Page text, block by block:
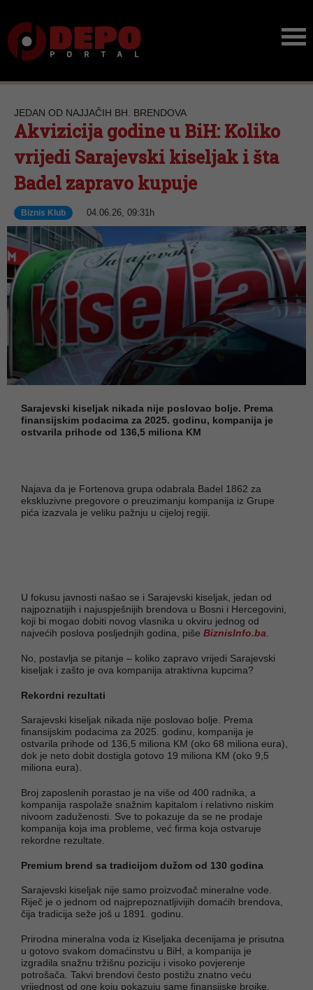
JEDAN OD NAJJAČIH BH. BRENDOVA
Akvizicija godine u BiH: Koliko
vrijedi Sarajevski kiseljak i šta
Badel zapravo kupuje
Biznis Klub 04.06.26, 09:31h
Sarajevski kiseljak nikada nije poslovao bolje. Prema
finansijskim podacima za 2025. godinu, kompanija je
ostvarila prihode od 136,5 miliona KM
Najava da je Fortenova grupa odabrala Badel 1862 za
ekskluzivne pregovore o preuzimanju kompanija iz Grupe
pića izazvala je veliku pažnju u cijeloj regiji.
U fokusu javnosti našao se i Sarajevski kiseljak, jedan od
najpoznatijih i najuspješnijih brendova u Bosni i Hercegovini,
koji bi mogao dobiti novog vlasnika u okviru jednog od
najvećih poslova posljednjih godina, piše BiznisInfo.ba
No, postavlja se pitanje – koliko zapravo vrijedi Sarajevski
kiseljak i zašto je ova kompanija atraktivna kupcima?
Rekordni rezultati
Sarajevski kiseljak nikada nije poslovao bolje. Prema
finansijskim podacima za 2025. godinu, kompanija je
ostvarila prihode od 136,5 miliona KM (oko 68 miliona eura),
dok je neto dobit dostigla gotovo 19 miliona KM (oko 9,5
miliona eura).
Broj zaposlenih porastao je na više od 400 radnika, a
kompanija raspolaže snažnim kapitalom i relativno niskim
nivoom zaduženosti. Sve to pokazuje da se ne prodaje
kompanija koja ima probleme, već firma koja ostvaruje
rekordne rezultate.
Premium brend sa tradicijom dužom od 130 godina
Sarajevski kiseljak nije samo proizvođač mineralne vode.
Riječ je o jednom od najprepoznatljivijih domaćih brendova,
čija tradicija seže još u 1891. godinu.
Prirodna mineralna voda iz Kiseljaka decenijama je prisutna
u gotovo svakom domaćinstvu u BiH, a kompanija je
izgradila snažnu tržišnu poziciju i visoko povjerenje
potrošača. Takvi brendovi često postižu znatno veću
vrijednost od one koju pokazuju same finansijske brojke.